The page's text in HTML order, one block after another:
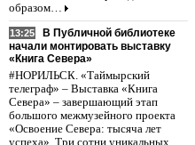
образом…
13:25
В Публичной библиотеке
начали монтировать выставку
«Книга Севера»
#НОРИЛЬСК. «Таймырский
телеграф» – Выставка «Книга
Севера» – завершающий этап
большого межмузейного проекта
«Освоение Севера: тысяча лет